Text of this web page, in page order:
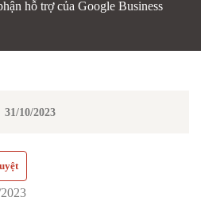
hỗ trợ của Google Business
31/10/2023